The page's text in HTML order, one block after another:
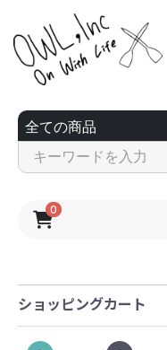
0
ショッピングカート